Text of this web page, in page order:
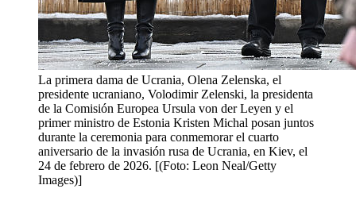
La primera dama de Ucrania, Olena Zelenska, el
presidente ucraniano, Volodimir Zelenski, la presidenta
de la Comisión Europea Ursula von der Leyen y el
primer ministro de Estonia Kristen Michal posan juntos
durante la ceremonia para conmemorar el cuarto
aniversario de la invasión rusa de Ucrania, en Kiev, el
24 de febrero de 2026. [(Foto: Leon Neal/Getty
Images)]